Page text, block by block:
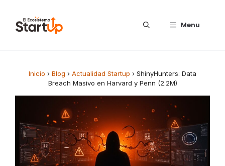
Menu
Inicio › Blog › Actualidad Startup › ShinyHunters: Data
Breach Masivo en Harvard y Penn (2.2M)